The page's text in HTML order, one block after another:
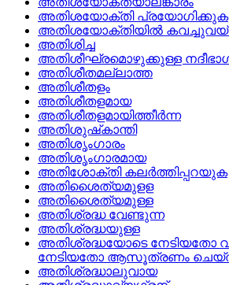
അതിശയോക്തി പ്രയോഗിക്കുക
അതിശയോക്തിയില്‍
അതിശിച്ച
അതിശീഘ്രമൊഴുക്കുള്ള
അതിശീതമല്ലാത്ത
അതിശീതളം
അതിശീതളമായ
അതിശീതളമായിത്തീര്‍ന്ന
അതിശുഷ്‌കാന്തി
അതിശൃംഗാരം
അതിശൃംഗാരമായ
അതിശോക്തി കലര്‍ത്തിപ്പറയുക
അതിശൈത്യമുളള
അതിശൈത്യമുള്ള
അതിശ്രദ്ധ വേണ്ടുന്ന
അതിശ്രദ്ധയുള്ള
അതിശ്രദ്ധയോടെ നേടിയതോ
നേടിയതോ ആസൂത്രണം
അതിശ്രദ്ധാലുവായ